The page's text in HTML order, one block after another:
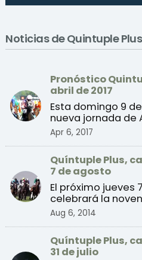
Noticias de Quintuple Plus
Pronóstico
abril de 2017
Esta domingo 9
nueva jornada de
Apr 6, 2017
Quíntuple Plus,
7 de agosto
El próximo jueves
celebrará la
Aug 6, 2014
Quíntuple Plus,
31 de julio